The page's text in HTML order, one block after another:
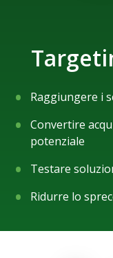
Raggiungere i
Convertire
potenziale
Testare
Ridurre lo